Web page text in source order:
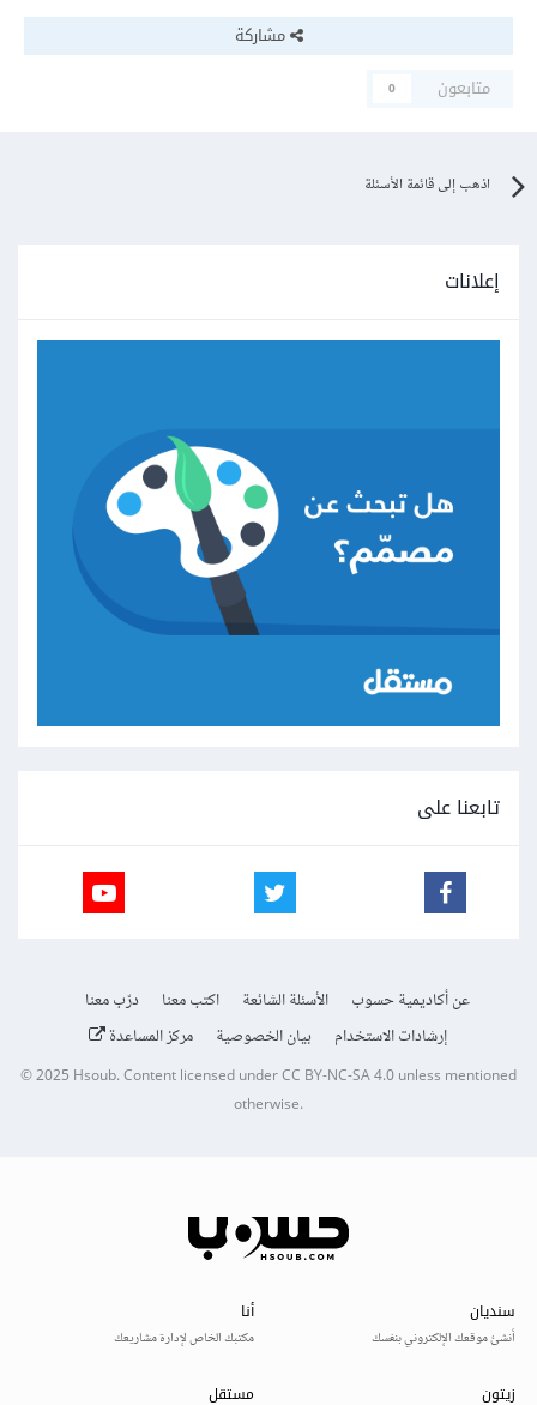
مشاركة
متابعون
0
اذهب إلى قائمة الأسئلة
إعلانات
تابعنا على
عن أكاديمية حسوب الأسئلة الشائعة اكتب معنا
درّب معنا
إرشادات الاستخدام
بيان الخصوصية مركز المساعدة
© 2025Hsoub.Content licensed underCC BY-NC-SA 4.0unless mentioned
otherwise.